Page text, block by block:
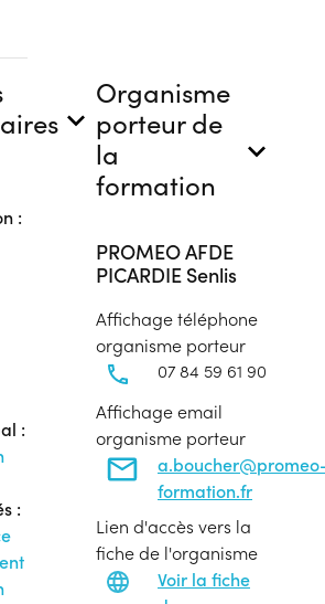
:
:
:
Organisme
porteur de
la
formation
PROMEO AFDE
PICARDIE Senlis
Affichage téléphone
organisme porteur
07 84 59 61 90
Affichage email
organisme porteur
formation.fr
Lien d'accès vers la
fiche de l'organisme
Voir la fiche